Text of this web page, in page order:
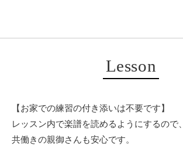
Lesson
【お家での練習の付き添いは不要です】
レッスン内で楽譜を読めるようにするので、
共働きの親御さんも安心です。